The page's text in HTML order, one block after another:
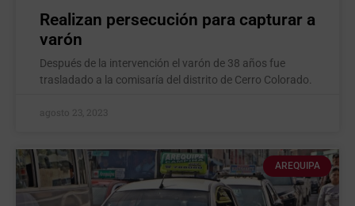
Realizan persecución para capturar a
varón
Después de la intervención el varón de 38 años fue
trasladado a la comisaría del distrito de Cerro Colorado.
agosto 23, 2023
AREQUIPA